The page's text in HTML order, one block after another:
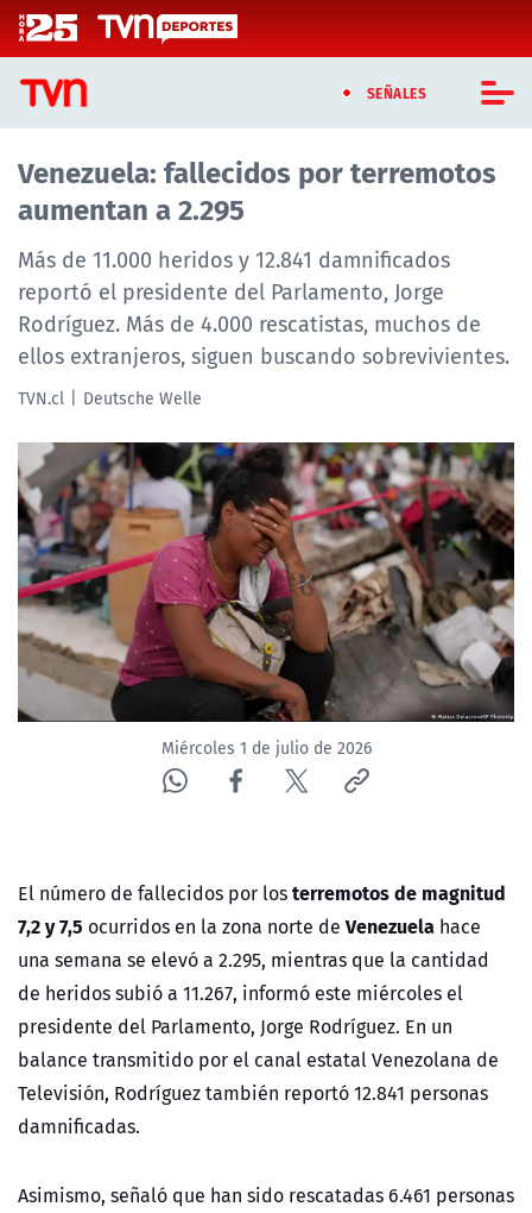
Click acá para ir directamente al contenido
SEÑALES
CASTING MASTERCHEF CHILE
CASTING TVN VERTICAL
TVN VERTICAL
TVN PLAY
PROGRAMAS
TELESERIES
NTV
ACTUALIDAD Y TENDENCIAS
CORPORATIVO Y TRANSPARENCIA
CANAL DE DENUNCIAS
ÁREA DE PROYECTOS
Venezuela: fallecidos por terremotos
aumentan a 2.295
Más de 11.000 heridos y 12.841 damnificados
reportó el presidente del Parlamento, Jorge
Rodríguez. Más de 4.000 rescatistas, muchos de
ellos extranjeros, siguen buscando sobrevivientes.
TVN.cl Deutsche Welle
Miércoles 1 de julio de 2026
El número de fallecidos por losterremotos de magnitud
7,2 y 7,5 ocurridos en la zona norte de Venezuela hace
una semana se elevó a 2.295, mientras que la cantidad
de heridos subió a 11.267, informó este miércoles el
presidente del Parlamento, Jorge Rodríguez. En un
balance transmitido por el canal estatal Venezolana de
Televisión, Rodríguez también reportó 12.841 personas
damnificadas.
Asimismo, señaló que han sido rescatadas 6.461 personas